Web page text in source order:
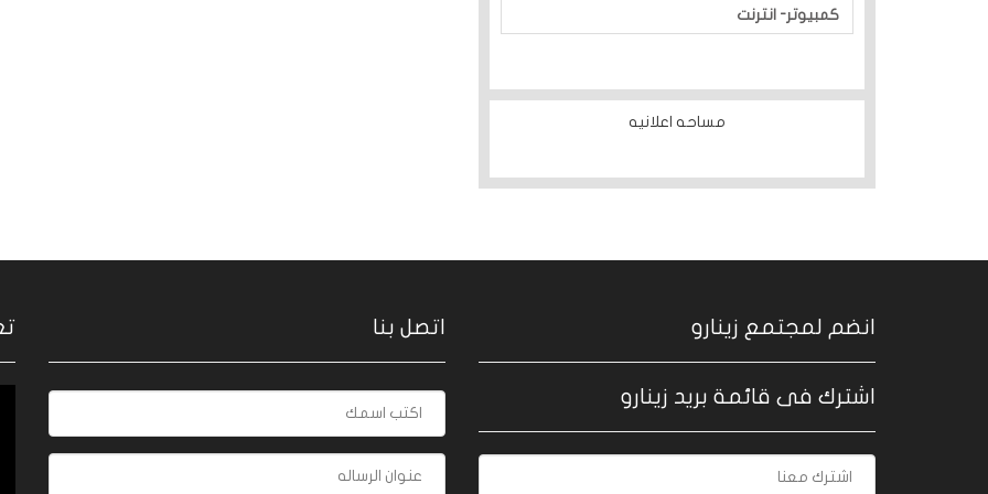
كمبيوتر- انترنت
مساحه اعلانيه
انضم لمجتمع زينارو
اشترك فى قائمة بريد زينارو
اتصل بنا